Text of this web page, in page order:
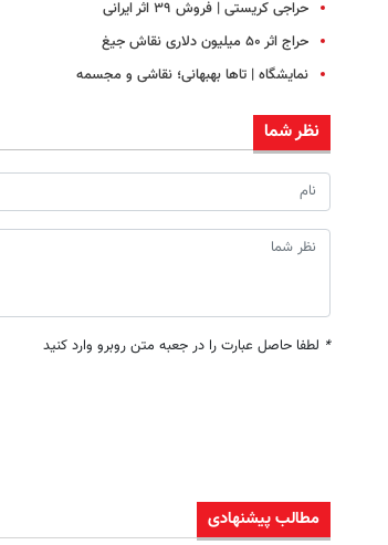
حراجی کریستی | فروش ۳۹ اثر ایرانی
حراج اثر ۵۰ میلیون دلاری نقاش جیغ
نمایشگاه | تاها بهبهانی؛ نقاشی و مجسمه
نظر شما
* لطفا حاصل عبارت را در جعبه متن روبرو وارد کنید
مطالب پیشنهادی